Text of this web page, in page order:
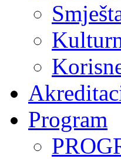
Program